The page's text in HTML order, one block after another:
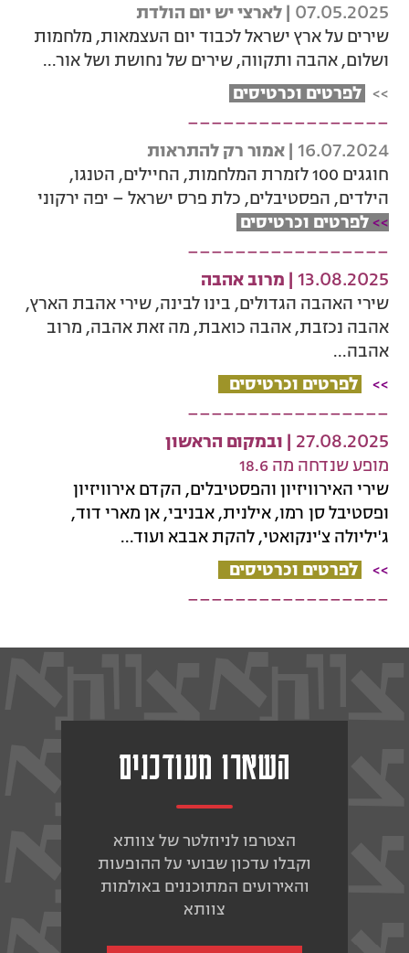
07.05.2025
| לארצי יש יום הולדת
שירים על ארץ ישראל לכבוד יום העצמאות, מלחמות
ושלום, אהבה ותקווה, שירים של נחושת ושל אור...
>> לפרטים וכרטיסים
16.07.2024
| אמור רק להתראות
חוגגים 100 לזמרת המלחמות, החיילים, הטנגו,
הילדים, הפסטיבלים, כלת פרס ישראל – יפה ירקוני
>> לפרטים וכרטיסים
13.08.2025
| מרוב אהבה
שירי האהבה הגדולים, בינו לבינה, שירי אהבת הארץ,
אהבה נכזבת, אהבה כואבת, מה זאת אהבה, מרוב
אהבה...
>>
לפרטים וכרטיסים
27.08.2025
| ובמקום הראשון
מופע שנדחה מה 18.6
שירי האירוויזיון והפסטיבלים, הקדם אירוויזיון
ופסטיבל סן רמו, אילנית, אבניבי, אן מארי דוד,
ג'יליולה צ'ינקואטי, להקת אבבא ועוד...
>>
לפרטים וכרטיסים
השארו מעודכנים
הצטרפו לניוזלטר של צוותא
וקבלו עדכון שבועי על ההופעות
והאירועים המתוכננים באולמות
צוותא